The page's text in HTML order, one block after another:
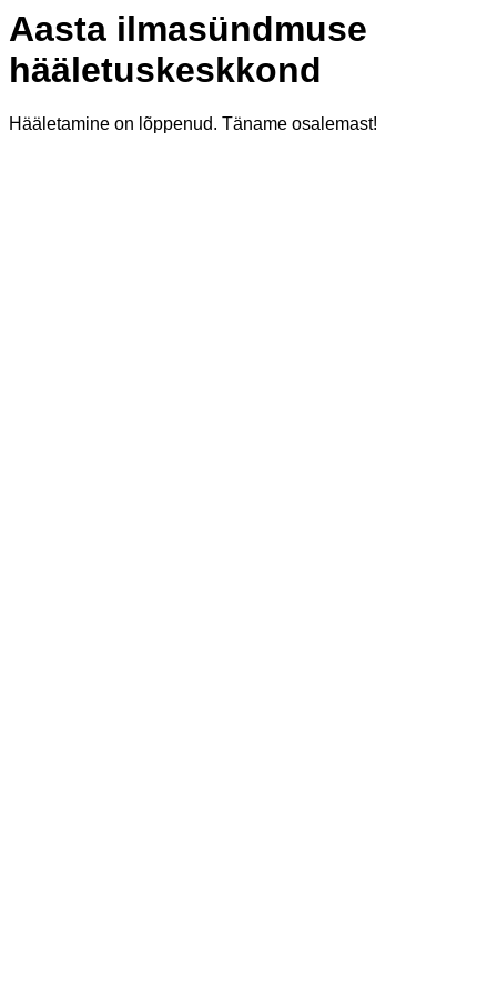
Aasta ilmasündmuse
hääletuskeskkond
Hääletamine on lõppenud. Täname osalemast!